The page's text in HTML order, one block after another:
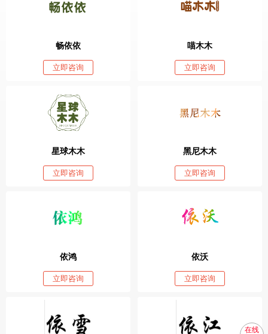
畅依依
立即咨询
喵木木
立即咨询
星球木木
立即咨询
黑尼木木
立即咨询
依鸿
立即咨询
依沃
立即咨询
在线